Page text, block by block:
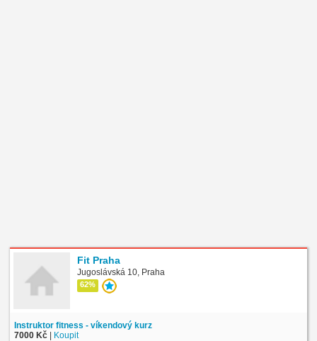
Fit Praha
Jugoslávská 10, Praha
62%
Instruktor fitness - víkendový kurz
7000 Kč | Koupit